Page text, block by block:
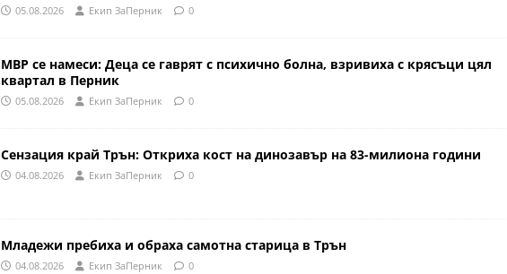
05.08.2026 Eкип ЗаПерник 0
МВР се намеси: Деца се гаврят с психично болна, взривиха с крясъци цял
квартал в Перник
05.08.2026 Eкип ЗаПерник 0
Сензация край Трън: Откриха кост на динозавър на 83-милиона години
04.08.2026 Eкип ЗаПерник 0
Младежи пребиха и обраха самотна старица в Трън
04.08.2026 Eкип ЗаПерник 0